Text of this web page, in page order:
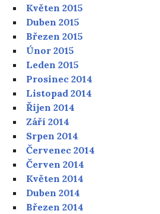
Květen 2015
Duben 2015
Březen 2015
Únor 2015
Leden 2015
Prosinec 2014
Listopad 2014
Říjen 2014
Září 2014
Srpen 2014
Červenec 2014
Červen 2014
Květen 2014
Duben 2014
Březen 2014